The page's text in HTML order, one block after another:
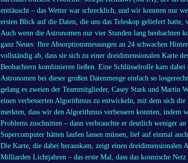
enttäuscht – das Wetter war schrecklich, und wir konnten nur
ersten Blick auf die Daten, die uns das Teleskop geliefert
Auch wenn die Astronomen nur vier Stunden lang beobachten
ganz Neues: Ihre Absorptionsmessungen an 24 schwachen
vollständig ab, dass sie sich zu einer dreidimensionalen Karte
Beobachtern kombinieren ließen. Eine Schlüsselrolle kam
Astronomen bei dieser großen Datenmenge einfach so
gelang es zweien der Teammitglieder, Casey Stark und
einen verbesserten Algorithmus zu entwickeln, mit dem sich
merkten, dass wir den Algorithmus verbessern konnten, indem
Problems zuschnitten – dann verbrauchte er deutlich weniger
Supercomputer hätten laufen lassen müssen, lief auf einmal
Die Karte, die dabei herauskam, zeigt einen dreidimensionalen
Milliarden Lichtjahren – das erste Mal, dass das kosmische